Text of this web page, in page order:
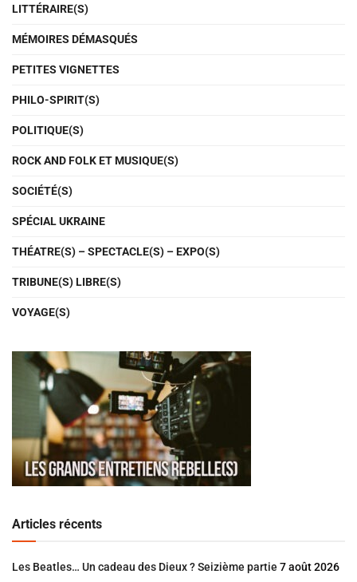
LITTÉRAIRE(S)
MÉMOIRES DÉMASQUÉS
PETITES VIGNETTES
PHILO-SPIRIT(S)
POLITIQUE(S)
ROCK AND FOLK ET MUSIQUE(S)
SOCIÉTÉ(S)
SPÉCIAL UKRAINE
THÉATRE(S) – SPECTACLE(S) – EXPO(S)
TRIBUNE(S) LIBRE(S)
VOYAGE(S)
Articles récents
Les Beatles… Un cadeau des Dieux ? Seizième partie 7 août 2026